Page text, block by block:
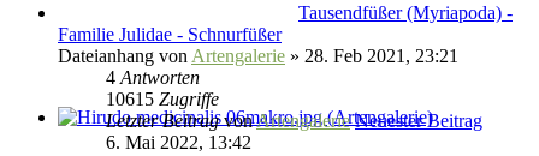
Tausendfüßer (Myriapoda) -
Familie Julidae - Schnurfüßer
Dateianhang von Artengalerie » 28. Feb 2021, 23:21
4 Antworten
10615 Zugriffe
Letzter BeitragvonArtengalerie Neuester Beitrag
6. Mai 2022, 13:42